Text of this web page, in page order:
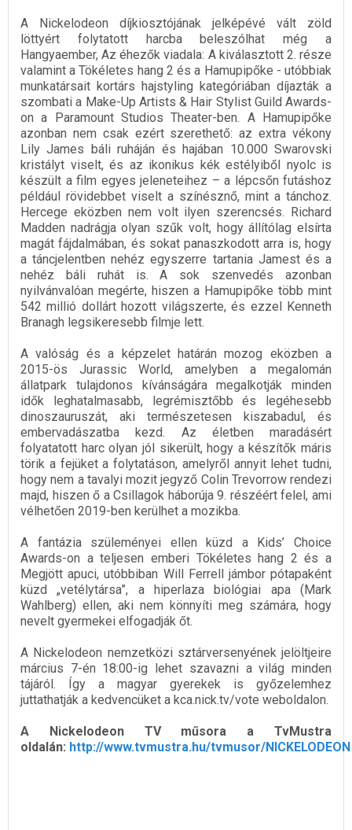
A Nickelodeon díjkiosztójának jelképévé vált zöld
löttyért folytatott harcba beleszólhat még a
Hangyaember, Az éhezők viadala: A kiválasztott 2. része
valamint a Tökéletes hang 2 és a Hamupipőke - utóbbiak
munkatársait kortárs hajstyling kategóriában díjazták a
szombati a Make-Up Artists & Hair Stylist Guild Awards-
on a Paramount Studios Theater-ben. A Hamupipőke
azonban nem csak ezért szerethető: az extra vékony
Lily James báli ruháján és hajában 10.000 Swarovski
kristályt viselt, és az ikonikus kék estélyiből nyolc is
készült a film egyes jeleneteihez – a lépcsőn futáshoz
például rövidebbet viselt a színésznő, mint a tánchoz.
Hercege eközben nem volt ilyen szerencsés. Richard
Madden nadrágja olyan szűk volt, hogy állítólag elsírta
magát fájdalmában, és sokat panaszkodott arra is, hogy
a táncjelentben nehéz egyszerre tartania Jamest és a
nehéz báli ruhát is. A sok szenvedés azonban
nyilvánvalóan megérte, hiszen a Hamupipőke több mint
542 millió dollárt hozott világszerte, és ezzel Kenneth
Branagh legsikeresebb filmje lett.
A valóság és a képzelet határán mozog eközben a
2015-ös Jurassic World, amelyben a megalomán
állatpark tulajdonos kívánságára megalkotják minden
idők leghatalmasabb, legrémisztőbb és legéhesebb
dinoszauruszát, aki természetesen kiszabadul, és
embervadászatba kezd. Az életben maradásért
folyatatott harc olyan jól sikerült, hogy a készítők máris
törik a fejüket a folytatáson, amelyről annyit lehet tudni,
hogy nem a tavalyi mozit jegyző Colin Trevorrow rendezi
majd, hiszen ő a Csillagok háborúja 9. részéért felel, ami
vélhetően 2019-ben kerülhet a mozikba.
A fantázia szüleményei ellen küzd a Kids’ Choice
Awards-on a teljesen emberi Tökéletes hang 2 és a
Megjött apuci, utóbbiban Will Ferrell jámbor pótapaként
küzd „vetélytársa”, a hiperlaza biológiai apa (Mark
Wahlberg) ellen, aki nem könnyíti meg számára, hogy
nevelt gyermekei elfogadják őt.
A Nickelodeon nemzetközi sztárversenyének jelöltjeire
március 7-én 18:00-ig lehet szavazni a világ minden
tájáról. Így a magyar gyerekek is győzelemhez
juttathatják a kedvencüket a kca.nick.tv/vote weboldalon.
A Nickelodeon TV műsora a TvMustra
oldalán: http://www.tvmustra.hu/tvmusor/NICKELODEON